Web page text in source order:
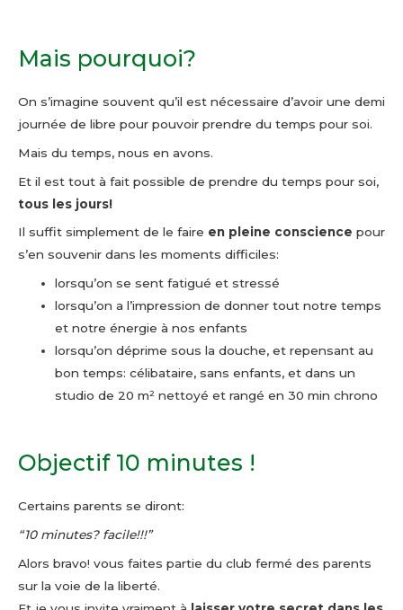
Mais pourquoi?
On s’imagine souvent qu’il est nécessaire d’avoir une demi
journée de libre pour pouvoir prendre du temps pour soi.
Mais du temps, nous en avons.
Et il est tout à fait possible de prendre du temps pour soi,
tous les jours!
Il suffit simplement de le faire en pleine conscience pour
s’en souvenir dans les moments difficiles:
lorsqu’on se sent fatigué et stressé
lorsqu’on a l’impression de donner tout notre temps
et notre énergie à nos enfants
lorsqu’on déprime sous la douche, et repensant au
bon temps: célibataire, sans enfants, et dans un
studio de 20 m² nettoyé et rangé en 30 min chrono
Objectif 10 minutes !
Certains parents se diront:
“10 minutes? facile!!!”
Alors bravo! vous faites partie du club fermé des parents
sur la voie de la liberté.